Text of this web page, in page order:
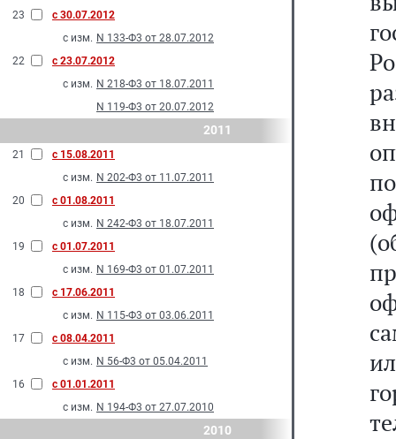
23
с 30.07.2012
с изм. N 133-Ф3 от 28.07.2012
22
с 23.07.2012
с изм. N 218-Ф3 от 18.07.2011
N 119-Ф3 от 20.07.2012
2011
21
с 15.08.2011
с изм. N 202-Ф3 от 11.07.2011
20
с 01.08.2011
с изм. N 242-Ф3 от 18.07.2011
19
с 01.07.2011
с изм. N 169-Ф3 от 01.07.2011
18
с 17.06.2011
с изм. N 115-Ф3 от 03.06.2011
17
с 08.04.2011
с изм. N 56-Ф3 от 05.04.2011
16
с 01.01.2011
с изм. N 194-Ф3 от 27.07.2010
2010